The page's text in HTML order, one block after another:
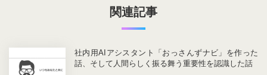
関連記事
社内用AIアシスタント「おっさんずナビ」を作った
話、そして人間らしく振る舞う重要性を認識した話